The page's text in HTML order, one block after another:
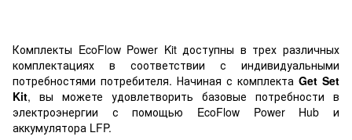
Комплекты EcoFlow Power Kit доступны в трех различных
комплектациях в соответствии с индивидуальными
потребностями потребителя. Начиная с комплекта Get Set
Kit, вы можете удовлетворить базовые потребности в
электроэнергии с помощью EcoFlow Power Hub и
аккумулятора LFP.